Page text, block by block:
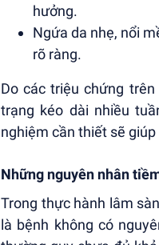
hưởng.
Ngứa da nhẹ, nổi
rõ ràng.
Do các triệu chứng
trạng kéo dài nhiều
nghiệm cần thiết sẽ
Những nguyên nhân
Trong thực hành lâm
là bệnh không có